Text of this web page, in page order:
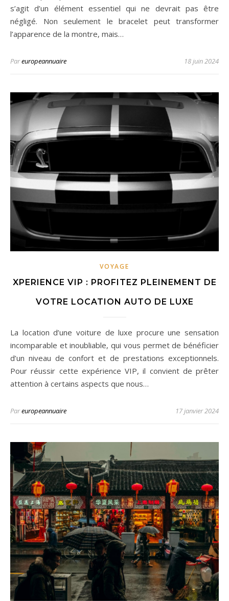
s’agit d’un élément essentiel qui ne devrait pas être
négligé. Non seulement le bracelet peut transformer
l’apparence de la montre, mais…
Pareuropeannuaire 18 juin 2024
VOYAGE
XPERIENCE VIP : PROFITEZ PLEINEMENT DE
VOTRE LOCATION AUTO DE LUXE
La location d’une voiture de luxe procure une sensation
incomparable et inoubliable, qui vous permet de bénéficier
d’un niveau de confort et de prestations exceptionnels.
Pour réussir cette expérience VIP, il convient de prêter
attention à certains aspects que nous…
Pareuropeannuaire 17 janvier 2024